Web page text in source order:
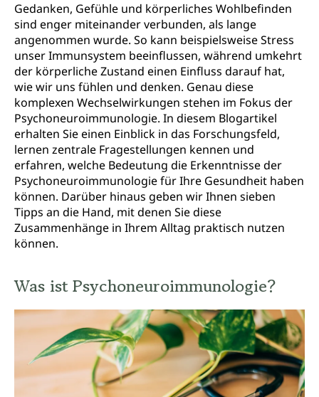
Gedanken, Gefühle und körperliches Wohlbefinden
sind enger miteinander verbunden, als lange
angenommen wurde. So kann beispielsweise Stress
unser Immunsystem beeinflussen, während umkehrt
der körperliche Zustand einen Einfluss darauf hat,
wie wir uns fühlen und denken. Genau diese
komplexen Wechselwirkungen stehen im Fokus der
Psychoneuroimmunologie. In diesem Blogartikel
erhalten Sie einen Einblick in das Forschungsfeld,
lernen zentrale Fragestellungen kennen und
erfahren, welche Bedeutung die Erkenntnisse der
Psychoneuroimmunologie für Ihre Gesundheit haben
können. Darüber hinaus geben wir Ihnen sieben
Tipps an die Hand, mit denen Sie diese
Zusammenhänge in Ihrem Alltag praktisch nutzen
können.
Was ist Psychoneuroimmunologie?